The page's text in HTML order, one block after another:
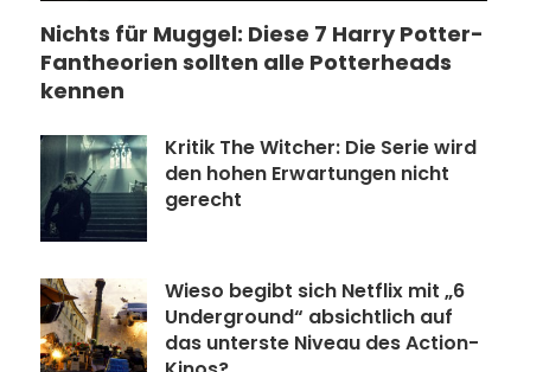
Nichts für Muggel: Diese 7 Harry Potter-
Fantheorien sollten alle Potterheads
kennen
Kritik The Witcher: Die Serie wird
den hohen Erwartungen nicht
gerecht
Wieso begibt sich Netflix mit „6
Underground“ absichtlich auf
das unterste Niveau des Action-